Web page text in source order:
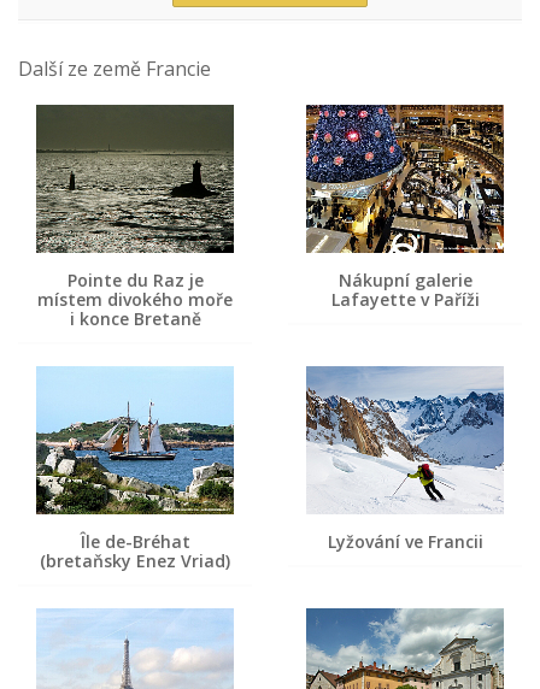
Další ze země Francie
Pointe du Raz je
místem divokého moře
i konce Bretaně
Nákupní galerie
Lafayette v Paříži
Île de-Bréhat
(bretaňsky Enez Vriad)
Lyžování ve Francii